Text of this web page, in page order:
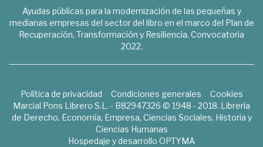
Ayudas públicas para la modernización de las pequeñas y
medianas empresas del sector del libro en el marco del Plan de
Recuperación, Transformación y Resiliencia. Convocatoria
2022.
Política de privacidad Condiciones generales
Cookies
Marcial Pons Librero S.L. - B82947326 © 1948 - 2018. Librería
de Derecho, Economía, Empresa, Ciencias Sociales, Historia y
Ciencias Humanas
Hospedaje y desarrollo OPTYMA